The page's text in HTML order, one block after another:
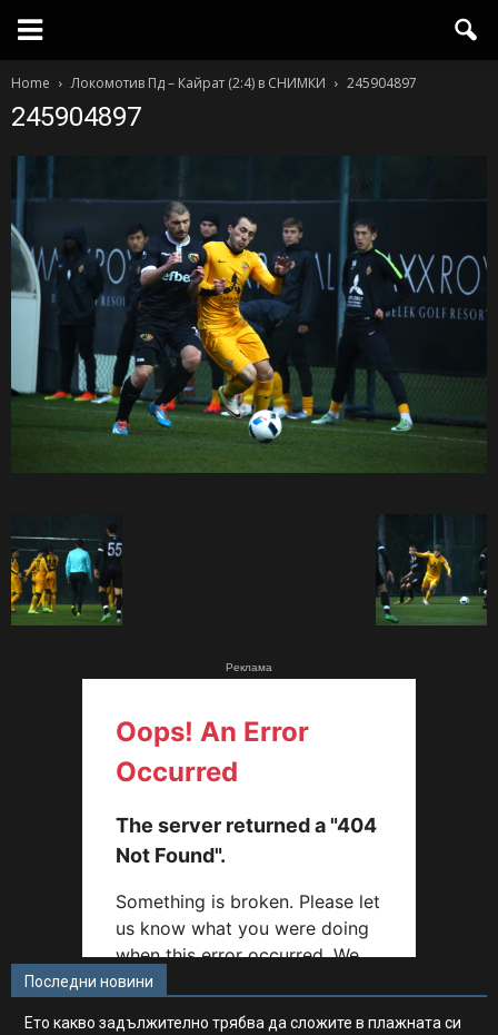
Home Локомотив Пд – Кайрат (2:4) в СНИМКИ 245904897
245904897
Реклама
Последни новини
Ето какво задължително трябва да сложите в плажната си